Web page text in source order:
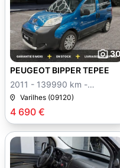
30
4 690 €
PEUGEOT BIPPER TEPEE
2011 - 139990 km -
Manuelle
Varilhes (09120)